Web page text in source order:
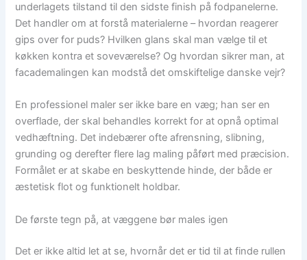
underlagets tilstand til den sidste finish på fodpanelerne.
Det handler om at forstå materialerne – hvordan reagerer
gips over for puds? Hvilken glans skal man vælge til et
køkken kontra et soveværelse? Og hvordan sikrer man, at
facademalingen kan modstå det omskiftelige danske vejr?
En professionel maler ser ikke bare en væg; han ser en
overflade, der skal behandles korrekt for at opnå optimal
vedhæftning. Det indebærer ofte afrensning, slibning,
grunding og derefter flere lag maling påført med præcision.
Formålet er at skabe en beskyttende hinde, der både er
æstetisk flot og funktionelt holdbar.
De første tegn på, at væggene bør males igen
Det er ikke altid let at se, hvornår det er tid til at finde rullen